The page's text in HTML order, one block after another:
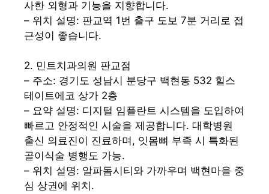
사한 외형과 기능을 지향합니다.
– 위치 설명: 판교역 1번 출구 도보 7분 거리로 접
근성이 좋습니다.
2. 민트치과의원 판교점
– 주소: 경기도 성남시 분당구 백현동 532 힐스
테이트에코 상가 2층
– 요약 설명: 디지털 임플란트 시스템을 도입하여
빠르고 안정적인 시술을 제공합니다. 대학병원
출신 의료진이 진료하며, 잇몸뼈 부족 시 특화된
골이식술 병행도 가능.
– 위치 설명: 알파돔시티와 가까우며 백현마을 중
심 상권에 위치.